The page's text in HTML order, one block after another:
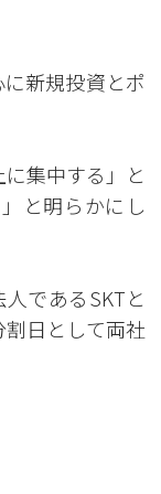
新規投資とポ
集中する」と
と明らかにし
であるSKTと
日として両社